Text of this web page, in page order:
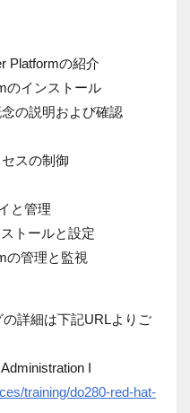
Platformの紹介
のインストール
の説明および確認
スの制御
と管理
トールと設定
の管理と監視
詳細は下記URLよりご
I
training/do280-red-hat-